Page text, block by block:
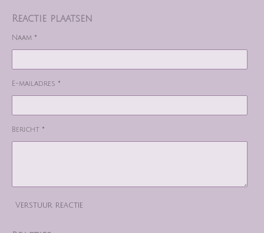
Reactie plaatsen
Naam *
E-mailadres *
Bericht *
Verstuur reactie